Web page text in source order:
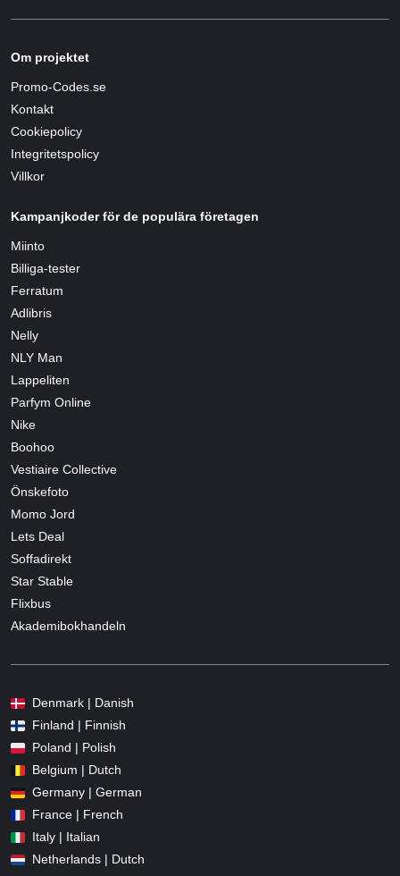
Om projektet
Promo-Codes.se
Kontakt
Cookiepolicy
Integritetspolicy
Villkor
Kampanjkoder för de populära företagen
Miinto
Billiga-tester
Ferratum
Adlibris
Nelly
NLY Man
Lappeliten
Parfym Online
Nike
Boohoo
Vestiaire Collective
Önskefoto
Momo Jord
Lets Deal
Soffadirekt
Star Stable
Flixbus
Akademibokhandeln
Denmark | Danish
Finland | Finnish
Poland | Polish
Belgium | Dutch
Germany | German
France | French
Italy | Italian
Netherlands | Dutch